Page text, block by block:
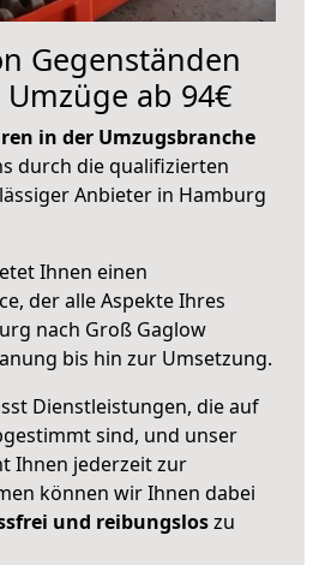
Gegenständen
ab 94€
in der Umzugsbranche
durch die qualifizierten
Anbieter in Hamburg
Ihnen einen
der alle Aspekte Ihres
nach Groß Gaglow
bis hin zur Umsetzung.
Dienstleistungen, die auf
sind, und unser
Ihnen jederzeit zur
können wir Ihnen dabei
und reibungsloszu